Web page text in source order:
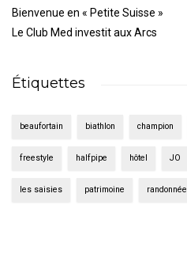
Bienvenue en « Petite Suisse »
Le Club Med investit aux Arcs
Étiquettes
beaufortain biathlon champion
freestyle halfpipe hôtel JO
les saisies patrimoine randonnée